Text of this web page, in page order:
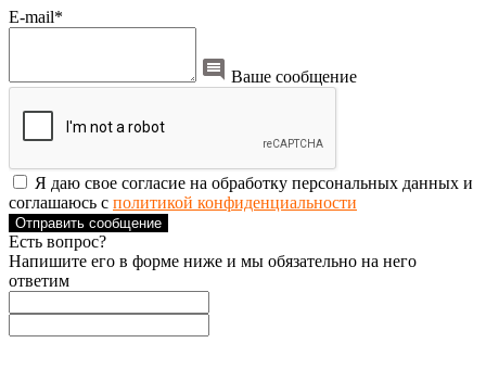
E-mail*
Ваше сообщение
Я даю свое согласие на обработку персональных данных и
соглашаюсь с политикой конфиденциальности
Отправить сообщение
Есть вопрос?
Напишите его в форме ниже и мы обязательно на него
ответим